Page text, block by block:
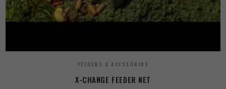
FEEDERS & ACESSÓRIOS
X-CHANGE FEEDER NET